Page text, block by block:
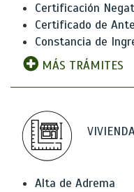
Certificación
Certificado de
Constancia de
MÁS TRÁMITES
Alta de Adrema